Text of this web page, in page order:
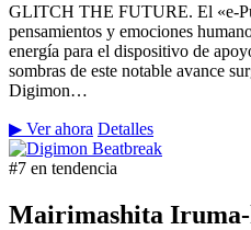
GLITCH THE FUTURE. El «e-
pensamientos y emociones
energía para el dispositivo de
sombras de este notable avance
Digimon…
▶ Ver ahora Detalles
#7 en tendencia
Mairimashita Iruma-